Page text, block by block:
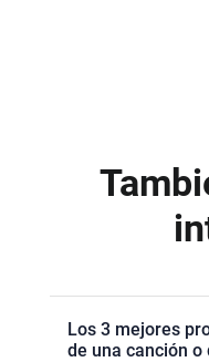
Los 3 mejores
de una canción